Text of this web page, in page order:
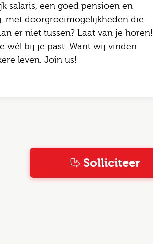
salaris, een goed pensioen en
met doorgroeimogelijkheden die
er niet tussen? Laat van je horen!
wél bij je past. Want wij vinden
leven. Join us!
Solliciteer